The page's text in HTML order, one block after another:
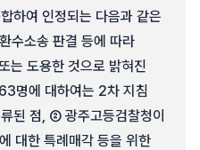
하여 인정되는 다음과 같은
수소송 판결 등에 따라
는 도용한 것으로 밝혀진
명에 대하여는 2차 지침
된 점, ② 광주고등검찰청이
대한 특례매각 등을 위한